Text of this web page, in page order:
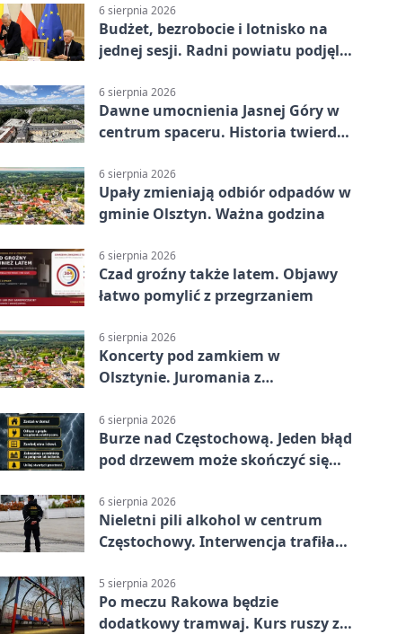
meczu III rundy eliminacji
6 sierpnia 2026
Budżet, bezrobocie i lotnisko na
jednej sesji. Radni powiatu podjęli
6 sierpnia 2026
Dawne umocnienia Jasnej Góry w
centrum spaceru. Historia twierdzy
6 sierpnia 2026
Upały zmieniają odbiór odpadów w
gminie Olsztyn. Ważna godzina
6 sierpnia 2026
Czad groźny także latem. Objawy
łatwo pomylić z przegrzaniem
6 sierpnia 2026
Koncerty pod zamkiem w
Olsztynie. Juromania z
6 sierpnia 2026
Burze nad Częstochową. Jeden błąd
pod drzewem może skończyć się
6 sierpnia 2026
Nieletni pili alkohol w centrum
Częstochowy. Interwencja trafiła
5 sierpnia 2026
Po meczu Rakowa będzie
dodatkowy tramwaj. Kurs ruszy ze